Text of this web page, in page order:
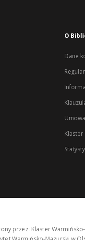
O
Dane
Klaster
przez: Klaster